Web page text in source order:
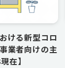
ける新型コロ
業者向けの主
在】